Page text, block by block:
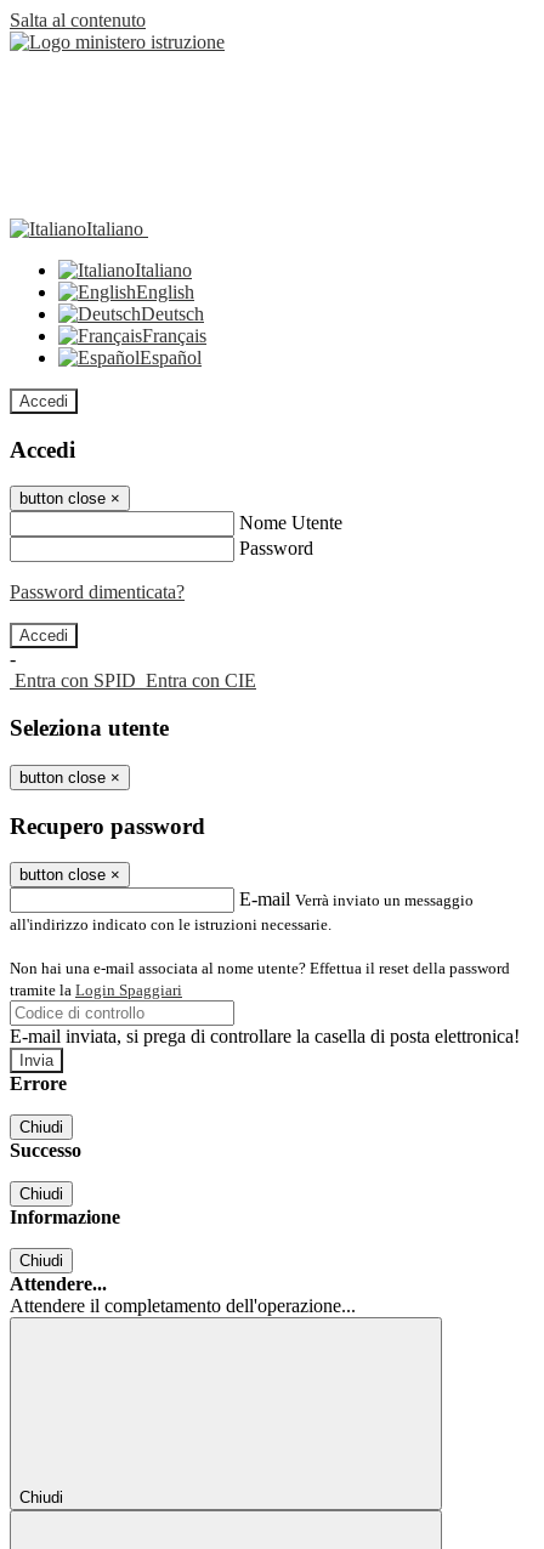
Salta al contenuto
Italiano
Italiano
English
Deutsch
Français
Español
Accedi
Accedi
button close ×
Nome Utente
Password
Password dimenticata?
-
Entra con SPID Entra con CIE
Seleziona utente
button close ×
Recupero password
button close ×
E-mail Verrà inviato un messaggio
all'indirizzo indicato con le istruzioni necessarie.
Non hai una e-mail associata al nome utente? Effettua il reset della password
tramite la Login Spaggiari
E-mail inviata, si prega di controllare la casella di posta elettronica!
Errore
Chiudi
Successo
Chiudi
Informazione
Chiudi
Attendere...
Attendere il completamento dell'operazione...
Chiudi